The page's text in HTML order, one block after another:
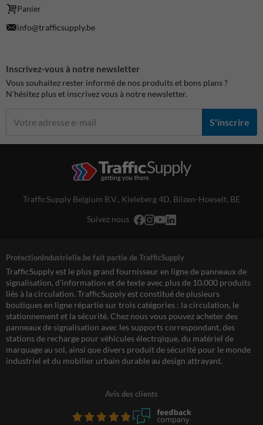
Panier
info@trafficsupply.be
Inscrivez-vous à notre newsletter
Vous souhaitez rester informé de nos produits et bons plans ?
N'hésitez plus et inscrivez vous à notre newsletter.
S'inscrire
TrafficSupply Belgium B.V., Kieleberg 4D, Bilzen-Hoeselt, BE
Suivez nous
ProtectionIndustrielle.be fait partie de TrafficSupply
TrafficSupply est le plus grand fournisseur en ligne de panneaux de
signalisation, d'information et de texte avec plus de 10.000 produits
liés à la circulation. TrafficSupply est constitué de plusieurs
boutiques en ligne répartie sur trois catégories : la circulation, le
stationnement et la sécurité. Chez nous vous pouvez acheter des
panneaux de signalisation avec les supports correspondant, des
stations de recharge pour véhicules électrqique, du matériel de
marquage au sol, ainsi que divers produit de sécurité pour le monde
industriel et du mobilier urbain durable au design attrayant.
Avis des clients